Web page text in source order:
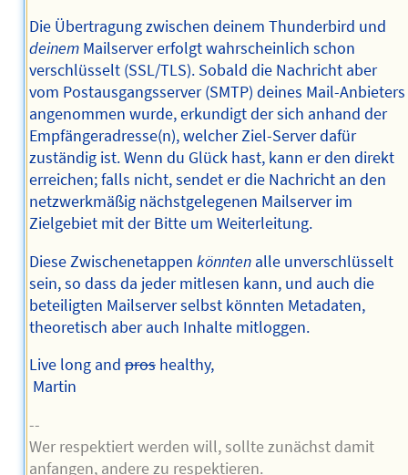
Die Übertragung zwischen deinem Thunderbird und
deinemMailserver erfolgt wahrscheinlich schon
verschlüsselt (SSL/TLS). Sobald die Nachricht aber
vom Postausgangsserver (SMTP) deines Mail-Anbieters
angenommen wurde, erkundigt der sich anhand der
Empfängeradresse(n), welcher Ziel-Server dafür
zuständig ist. Wenn du Glück hast, kann er den direkt
erreichen; falls nicht, sendet er die Nachricht an den
netzwerkmäßig nächstgelegenen Mailserver im
Zielgebiet mit der Bitte um Weiterleitung.
Diese Zwischenetappen könntenalle unverschlüsselt
sein, so dass da jeder mitlesen kann, und auch die
beteiligten Mailserver selbst könnten Metadaten,
theoretisch aber auch Inhalte mitloggen.
Live long andproshealthy,
Martin
--
Wer respektiert werden will, sollte zunächst damit
anfangen, andere zu respektieren.